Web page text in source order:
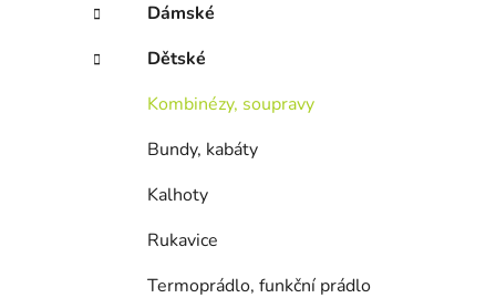
Dámské
Dětské
Kombinézy, soupravy
Bundy, kabáty
Kalhoty
Rukavice
Termoprádlo, funkční prádlo